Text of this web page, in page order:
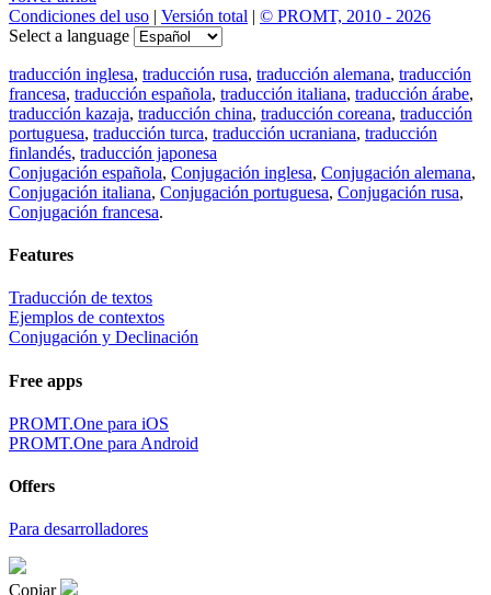
Condiciones del uso | Versión total | © PROMT, 2010 - 2026
Select a language
traducción inglesa, traducción rusa, traducción alemana, traducción
francesa, traducción española, traducción italiana, traducción árabe,
traducción kazaja, traducción china, traducción coreana, traducción
portuguesa, traducción turca, traducción ucraniana, traducción
finlandés, traducción japonesa
Conjugación española, Conjugación inglesa, Conjugación alemana,
Conjugación italiana, Conjugación portuguesa, Conjugación rusa,
Conjugación francesa.
Features
Traducción de textos
Ejemplos de contextos
Conjugación y Declinación
Free apps
PROMT.One para iOS
PROMT.One para Android
Offers
Para desarrolladores
Copiar